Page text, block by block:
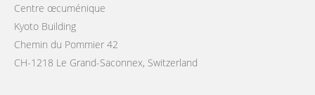
Centre œcuménique
Kyoto Building
Chemin du Pommier 42
CH-1218 Le Grand-Saconnex, Switzerland